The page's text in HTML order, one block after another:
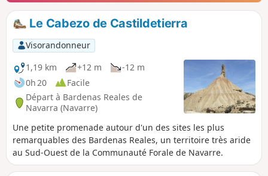
Le Cabezo de Castildetierra
Visorandonneur
1,19 km
+12 m
-12 m
0h 20
Facile
Départ à Bardenas Reales de
Navarra (Navarre)
Une petite promenade autour d'un des sites les plus
remarquables des Bardenas Reales, un territoire très aride
au Sud-Ouest de la Communauté Forale de Navarre.